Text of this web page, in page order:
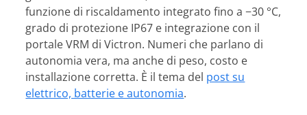
funzione di riscaldamento integrato fino a −30 °C,
grado di protezione IP67 e integrazione con il
portale VRM di Victron. Numeri che parlano di
autonomia vera, ma anche di peso, costo e
installazione corretta. È il tema del post su
elettrico, batterie e autonomia.